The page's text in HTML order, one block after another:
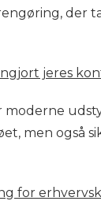
der
jeres
men også
for